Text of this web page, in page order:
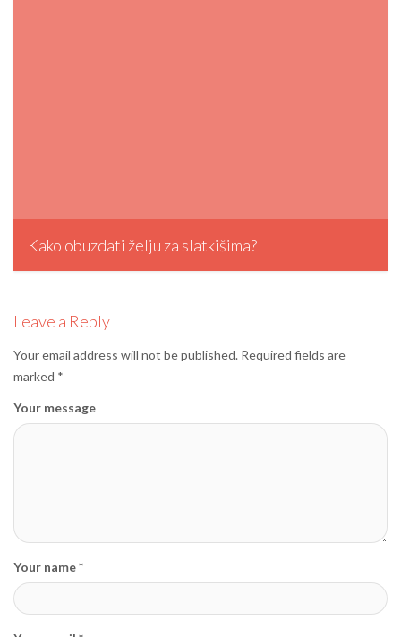
Kako obuzdati želju za slatkišima?
Leave a Reply
Your email address will not be published. Required fields are
marked *
Your message
Your name *